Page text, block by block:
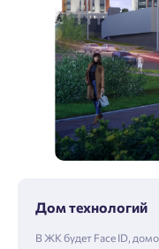
Дом технологий
В ЖК будет Face ID,